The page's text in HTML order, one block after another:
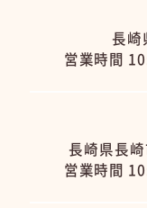
長崎
営業時間
長崎県長
営業時間